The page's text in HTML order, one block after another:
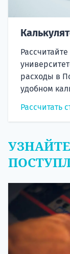
расходы в
удобном
Рассчитать